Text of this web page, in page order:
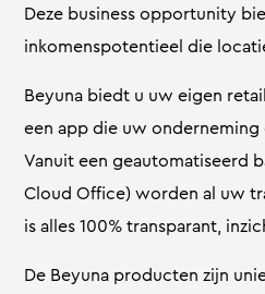
Deze business opportunity
inkomenspotentieel die
Beyuna biedt u uw eigen
een app die uw
Vanuit een geautomatiseerd
Cloud Office) worden al uw
is alles 100% transparant,
De Beyuna producten zijn